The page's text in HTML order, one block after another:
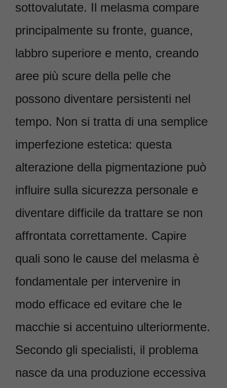
sottovalutate. Il melasma compare
principalmente su fronte, guance,
labbro superiore e mento, creando
aree più scure della pelle che
possono diventare persistenti nel
tempo. Non si tratta di una semplice
imperfezione estetica: questa
alterazione della pigmentazione può
influire sulla sicurezza personale e
diventare difficile da trattare se non
affrontata correttamente. Capire
quali sono le cause del melasma è
fondamentale per intervenire in
modo efficace ed evitare che le
macchie si accentuino ulteriormente.
Secondo gli specialisti, il problema
nasce da una produzione eccessiva